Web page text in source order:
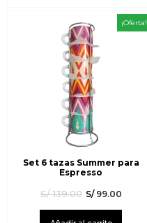
¡Oferta!
Set 6 tazas Summer para
Espresso
S/139.00 S/99.00